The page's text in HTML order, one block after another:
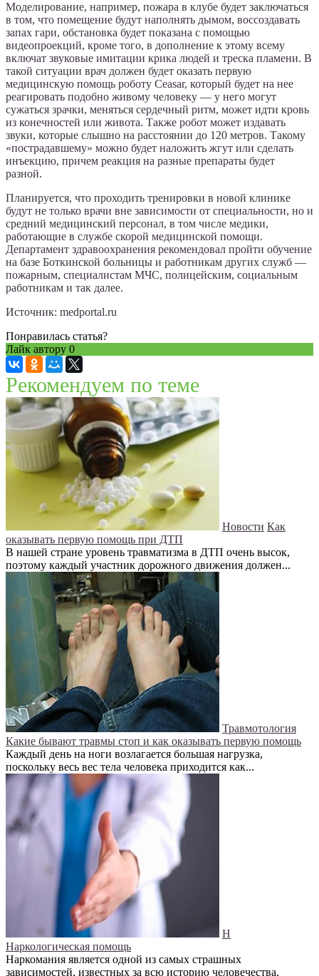
Моделирование, например, пожара в клубе будет заключаться
в том, что помещение будут наполнять дымом, воссоздавать
запах гари, обстановка будет показана с помощью
видеопроекций, кроме того, в дополнение к этому всему
включат звуковые имитации крика людей и треска пламени. В
такой ситуации врач должен будет оказать первую
медицинскую помощь роботу Ceasar, который будет на нее
реагировать подобно живому человеку — у него могут
сужаться зрачки, меняться сердечный ритм, может идти кровь
из конечностей или живота. Также робот может издавать
звуки, которые слышно на расстоянии до 120 метров. Такому
«пострадавшему» можно будет наложить жгут или сделать
инъекцию, причем реакция на разные препараты будет
разной.
Планируется, что проходить тренировки в новой клинике
будут не только врачи вне зависимости от специальности, но и
средний медицинский персонал, в том числе медики,
работающие в службе скорой медицинской помощи.
Департамент здравоохранения рекомендовал пройти обучение
на базе Боткинской больницы и работникам других служб —
пожарным, специалистам МЧС, полицейским, социальным
работникам и так далее.
Источник: medportal.ru
Понравилась статья?
Лайк автору 0
Рекомендуем по теме
Новости Как
оказывать первую помощь при ДТП
В нашей стране уровень травматизма в ДТП очень высок,
поэтому каждый участник дорожного движения должен...
Травмотология
Какие бывают травмы стоп и как оказывать первую помощь
Каждый день на ноги возлагается большая нагрузка,
поскольку весь вес тела человека приходится как...
Н
Наркологическая помощь
Наркомания является одной из самых страшных
зависимостей, известных за всю историю человечества.